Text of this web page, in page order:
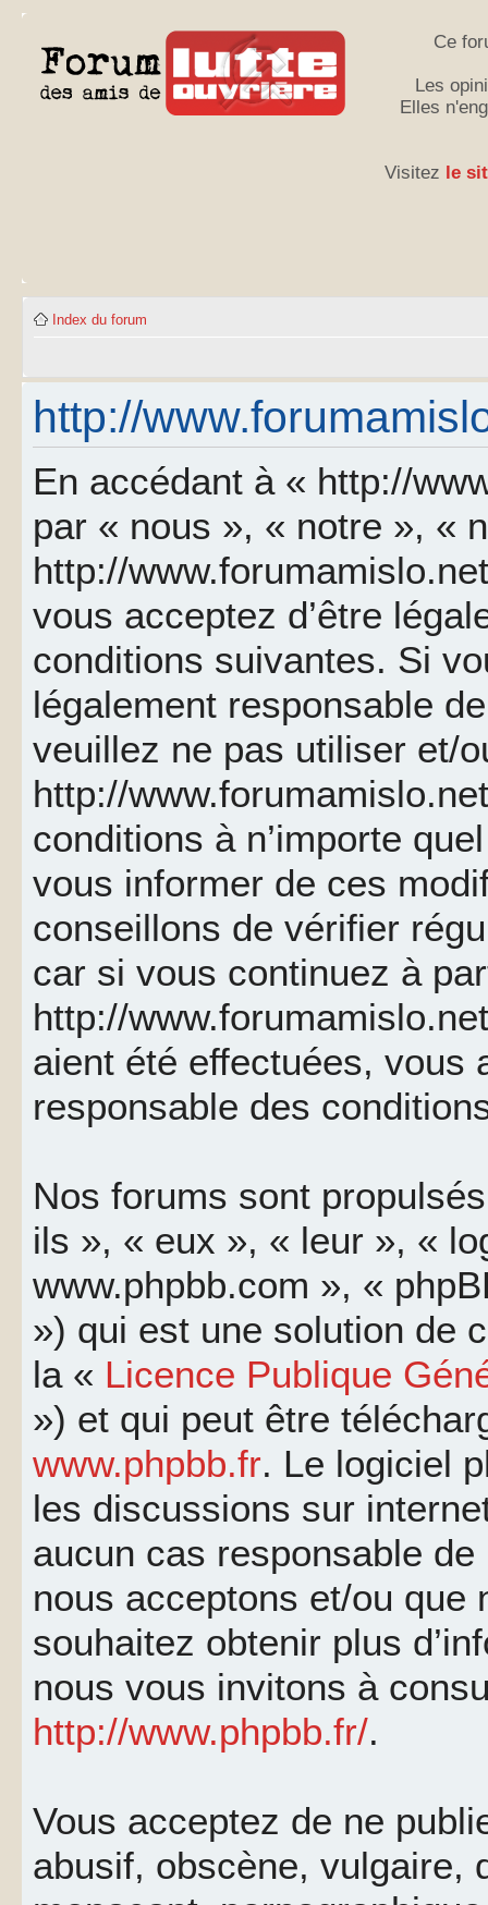
Ce
Les
Elles
Visitez le
Index du forum
http://
En accédant à « http://
par « nous », « notre », «
http://
vous acceptez d’être
conditions suivantes. Si
légalement responsable
veuillez ne pas utiliser et/
http://
conditions à n’importe
vous informer de ces
conseillons de vérifier
car si vous continuez à
http://
aient été effectuées, vous
responsable des
Nos forums sont
ils », « eux », « leur », «
www.phpbb.com », «
») qui est une solution de
la « Licence Publique
») et qui peut être
www.phpbb.fr. Le logiciel
les discussions sur
aucun cas responsable
nous acceptons et/ou que
souhaitez obtenir plus
nous vous invitons à
http://www.phpbb.fr/.
Vous acceptez de ne
abusif, obscène, vulgaire,